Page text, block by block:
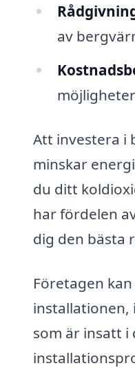
av
Att investera i
minskar
du ditt
har fördelen
dig den bästa
Företagen
installationen,
som är insatt